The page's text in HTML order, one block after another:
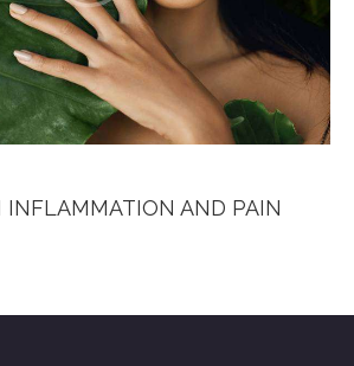
INFLAMMATION AND PAIN